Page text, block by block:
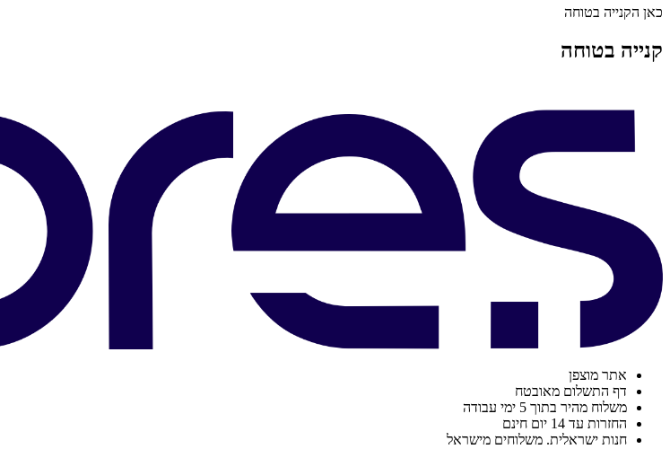
כאן הקנייה בטוחה
קנייה בטוחה
אתר מוצפן
דף התשלום מאובטח
משלוח מהיר בתוך 5 ימי עבודה
החזרות עד 14 יום חינם
חנות ישראלית. משלוחים מישראל